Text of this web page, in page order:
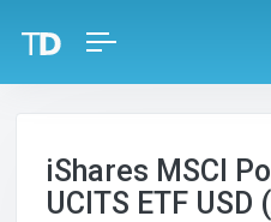
iShares MSCI
UCITS ETF USD